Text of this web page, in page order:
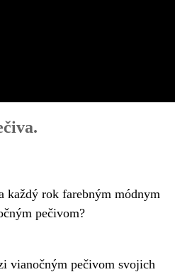
každý rok farebným módnym
pečivom?
vianočným pečivom svojich